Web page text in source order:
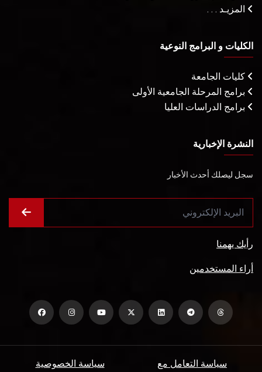
المزيـد . . .
الكليات و البرامج النوعية
كليات الجامعة
برامج المرحلة الجامعية الأولى
برامج الدراسات العليا
النشرة الإخبارية
سجل ليصلك أحدث الأخبار
رأيك يهمنا
أراء المستخدمين
سياسة الخصوصية سياسة التعامل مع